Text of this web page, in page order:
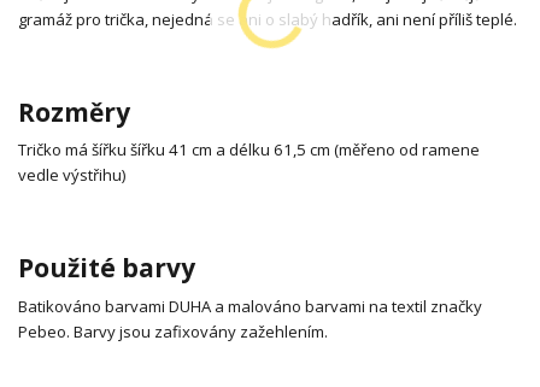
gramáž pro trička, nejedná se ani o slabý hadřík, ani není příliš teplé.
Rozměry
Tričko má šířku šířku 41 cm a délku 61,5 cm (měřeno od ramene
vedle výstřihu)
Použité barvy
Batikováno barvami DUHA a malováno barvami na textil značky
Pebeo. Barvy jsou zafixovány zažehlením.